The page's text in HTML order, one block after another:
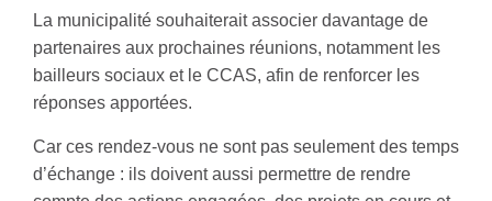
La municipalité souhaiterait associer davantage de
partenaires aux prochaines réunions, notamment les
bailleurs sociaux et le CCAS, afin de renforcer les
réponses apportées.
Car ces rendez-vous ne sont pas seulement des temps
d’échange : ils doivent aussi permettre de rendre